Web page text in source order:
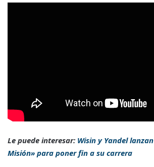
Le puede interesar: Wisin y Yandel
Misión» para poner fin a su carrera